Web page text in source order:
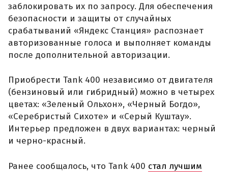
заблокировать их по запросу. Для обеспечения
безопасности и защиты от случайных
срабатываний «Яндекс Станция» распознает
авторизованные голоса и выполняет команды
после дополнительной авторизации.
Приобрести Tank 400 независимо от двигателя
(бензиновый или гибридный) можно в четырех
цветах: «Зеленый Ольхон», «Черный Богдо»,
«Серебристый Сихоте» и «Серый Куштау».
Интерьер предложен в двух вариантах: черный
и черно-красный.
Ранее сообщалось, что Tank 400 стал лучшим